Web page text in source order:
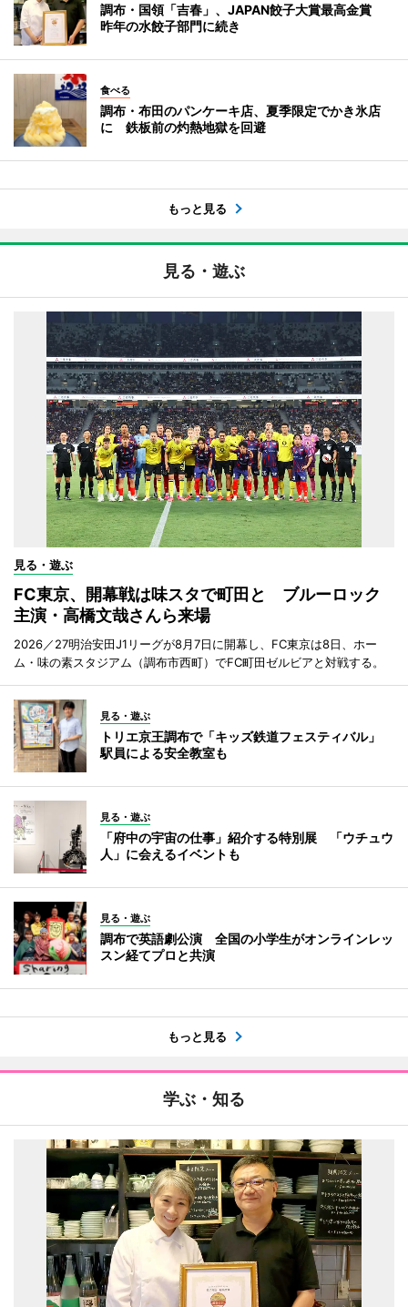
調布・国領「吉春」、JAPAN餃子大賞最高金賞
昨年の水餃子部門に続き
食べる
調布・布田のパンケーキ店、夏季限定でかき氷店
に 鉄板前の灼熱地獄を回避
もっと見る
見る・遊ぶ
見る・遊ぶ
FC東京、開幕戦は味スタで町田と ブルーロック
主演・高橋文哉さんら来場
2026／27明治安田J1リーグが8月7日に開幕し、FC東京は8日、ホー
ム・味の素スタジアム（調布市西町）でFC町田ゼルビアと対戦する。
見る・遊ぶ
トリエ京王調布で「キッズ鉄道フェスティバル」
駅員による安全教室も
見る・遊ぶ
「府中の宇宙の仕事」紹介する特別展 「ウチュウ
人」に会えるイベントも
見る・遊ぶ
調布で英語劇公演 全国の小学生がオンラインレッ
スン経てプロと共演
もっと見る
学ぶ・知る